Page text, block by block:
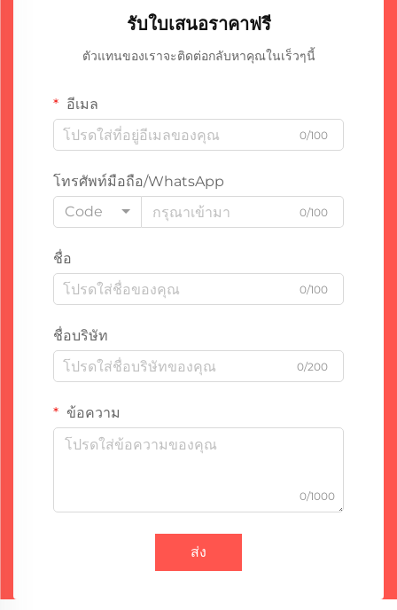
รับใบเสนอราคาฟรี
ตัวแทนของเราจะติดต่อกลับหาคุณในเร็วๆนี้
อีเมล
0/100
โทรศัพท์มือถือ/WhatsApp
Code
0/100
ชื่อ
0/100
ชื่อบริษัท
0/200
ข้อความ
0/1000
ส่ง